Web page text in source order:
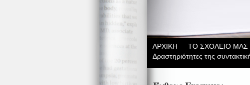
ΑΡΧΙΚΗ ΤΟ ΣΧΟΛΕΙΟ ΜΑΣ
Δραστηριότητες της